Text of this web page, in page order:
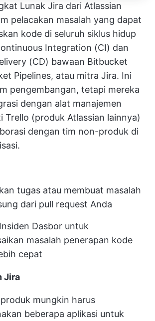
Lunak Jira dari Atlassian
pelacakan masalah yang dapat
kode di seluruh siklus hidup
Integration (CI) dan
(CD) bawaan Bitbucket
Pipelines, atau mitra Jira. Ini
pengembangan, tetapi mereka
dengan alat manajemen
Trello (produk Atlassian lainnya)
dengan tim non-produk di
tugas atau membuat masalah
dari pull request Anda
Dasbor untuk
masalah penerapan kode
cepat
Jira
mungkin harus
beberapa aplikasi untuk